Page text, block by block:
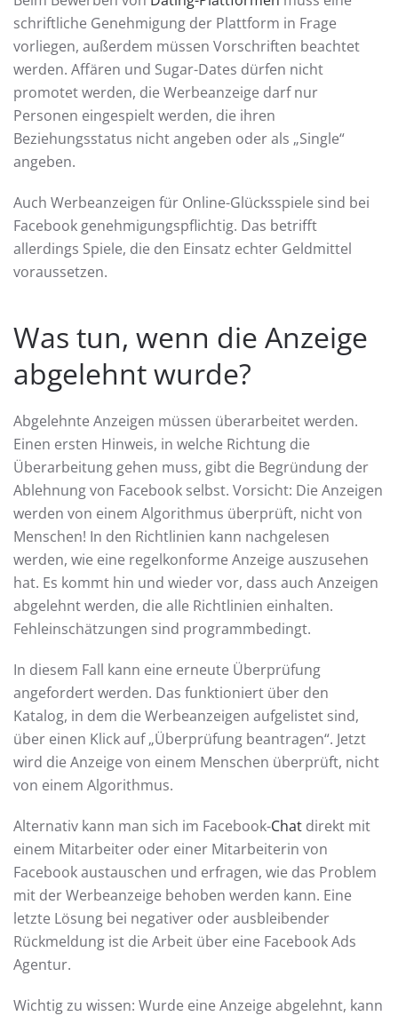
schriftliche Genehmigung der Plattform in Frage
vorliegen, außerdem müssen Vorschriften beachtet
werden. Affären und Sugar-Dates dürfen nicht
promotet werden, die Werbeanzeige darf nur
Personen eingespielt werden, die ihren
Beziehungsstatus nicht angeben oder als „Single“
angeben.
Auch Werbeanzeigen für Online-Glücksspiele sind bei
Facebook genehmigungspflichtig. Das betrifft
allerdings Spiele, die den Einsatz echter Geldmittel
voraussetzen.
Was tun, wenn die Anzeige
abgelehnt wurde?
Abgelehnte Anzeigen müssen überarbeitet werden.
Einen ersten Hinweis, in welche Richtung die
Überarbeitung gehen muss, gibt die Begründung der
Ablehnung von Facebook selbst. Vorsicht: Die Anzeigen
werden von einem Algorithmus überprüft, nicht von
Menschen! In den Richtlinien kann nachgelesen
werden, wie eine regelkonforme Anzeige auszusehen
hat. Es kommt hin und wieder vor, dass auch Anzeigen
abgelehnt werden, die alle Richtlinien einhalten.
Fehleinschätzungen sind programmbedingt.
In diesem Fall kann eine erneute Überprüfung
angefordert werden. Das funktioniert über den
Katalog, in dem die Werbeanzeigen aufgelistet sind,
über einen Klick auf „Überprüfung beantragen“. Jetzt
wird die Anzeige von einem Menschen überprüft, nicht
von einem Algorithmus.
Alternativ kann man sich im Facebook-Chat direkt mit
einem Mitarbeiter oder einer Mitarbeiterin von
Facebook austauschen und erfragen, wie das Problem
mit der Werbeanzeige behoben werden kann. Eine
letzte Lösung bei negativer oder ausbleibender
Rückmeldung ist die Arbeit über eine Facebook Ads
Agentur.
Wichtig zu wissen: Wurde eine Anzeige abgelehnt, kann